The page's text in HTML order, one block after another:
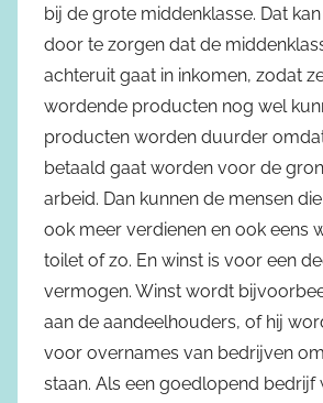
bij de grote middenklasse. Dat
door te zorgen dat de
achteruit gaat in inkomen, zodat
wordende producten nog wel
producten worden duurder
betaald gaat worden voor de
arbeid. Dan kunnen de mensen
ook meer verdienen en ook eens
toilet of zo. En winst is voor een
vermogen. Winst wordt
aan de aandeelhouders, of hij
voor overnames van bedrijven
staan. Als een goedlopend bedrijf